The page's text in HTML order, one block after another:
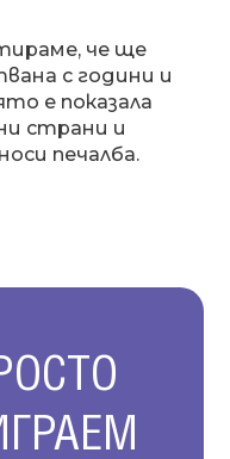
че ще
с години и
е показала
страни и
печалба.